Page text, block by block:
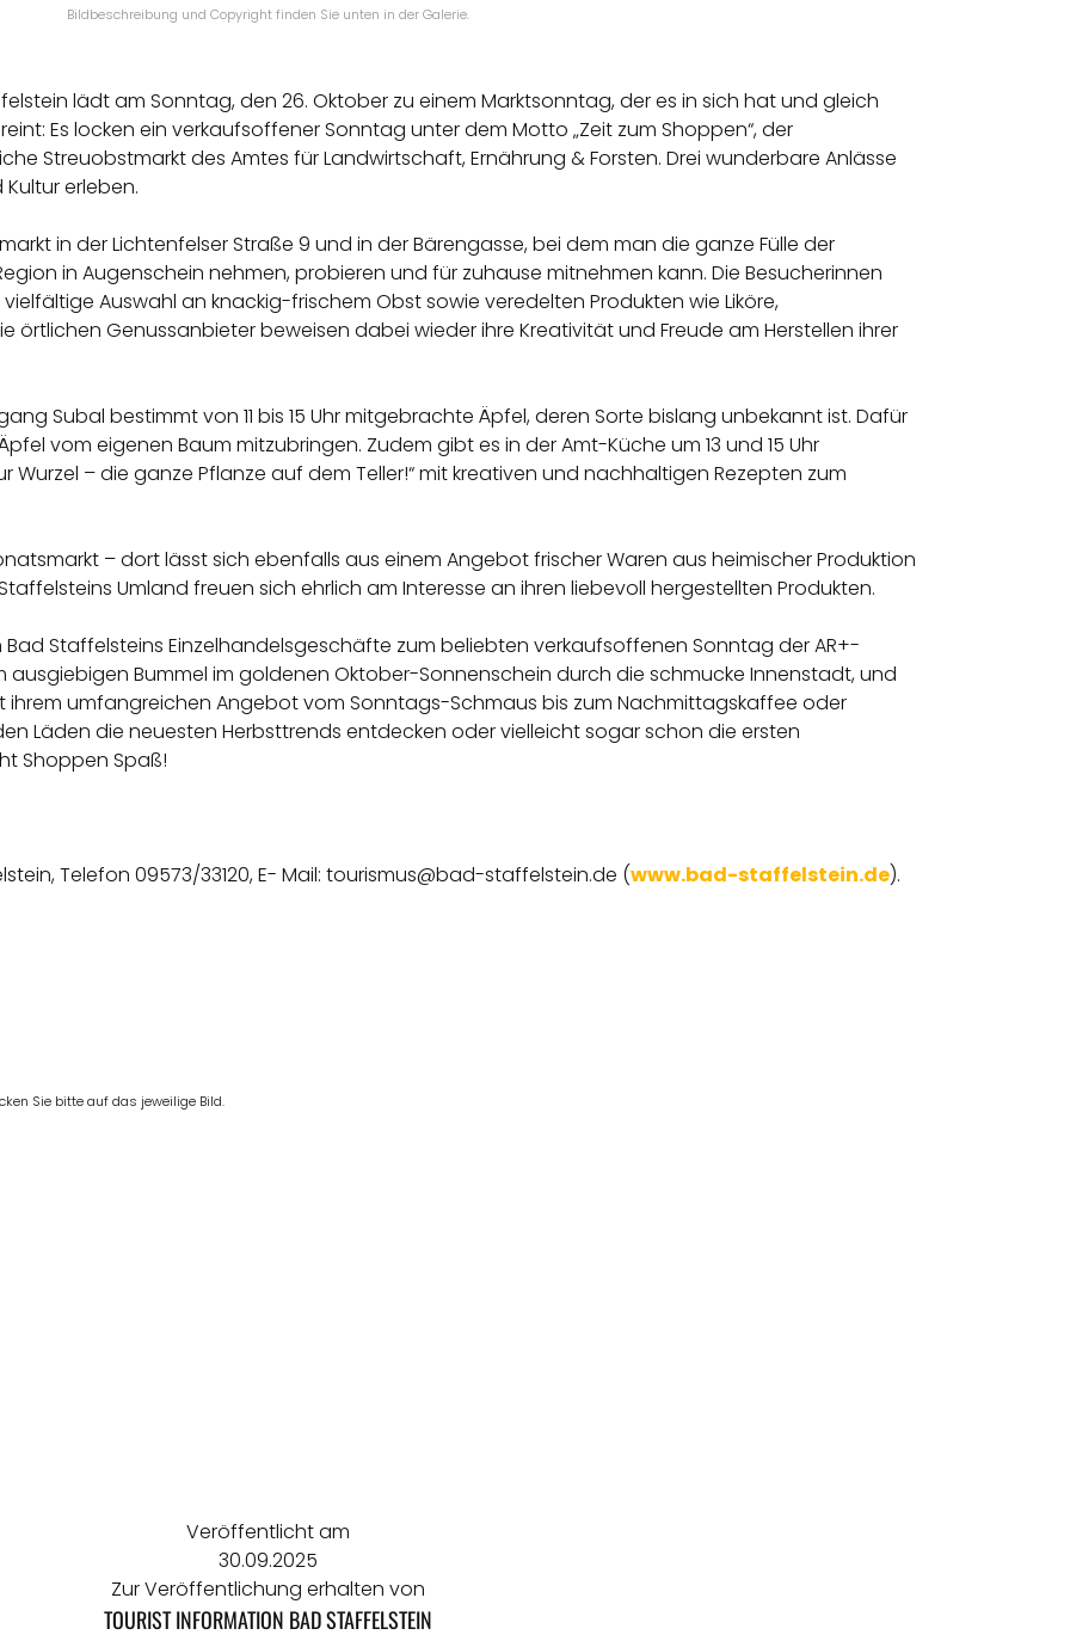
Bildbeschreibung und Copyright finden Sie unten in der Galerie.
lädt am Sonntag, den 26. Oktober zu einem Marktsonntag, der es in sich hat und gleich
Es locken ein verkaufsoffener Sonntag unter dem Motto „Zeit zum Shoppen“, der
Streuobstmarkt des Amtes für Landwirtschaft, Ernährung & Forsten. Drei wunderbare Anlässe
erleben.
in der Lichtenfelser Straße 9 und in der Bärengasse, bei dem man die ganze Fülle der
in Augenschein nehmen, probieren und für zuhause mitnehmen kann. Die Besucherinnen
Auswahl an knackig-frischem Obst sowie veredelten Produkten wie Liköre,
örtlichen Genussanbieter beweisen dabei wieder ihre Kreativität und Freude am Herstellen ihrer
Subal bestimmt von 11 bis 15 Uhr mitgebrachte Äpfel, deren Sorte bislang unbekannt ist. Dafür
vom eigenen Baum mitzubringen. Zudem gibt es in der Amt-Küche um 13 und 15 Uhr
Wurzel – die ganze Pflanze auf dem Teller!“ mit kreativen und nachhaltigen Rezepten zum
– dort lässt sich ebenfalls aus einem Angebot frischer Waren aus heimischer Produktion
Umland freuen sich ehrlich am Interesse an ihren liebevoll hergestellten Produkten.
Staffelsteins Einzelhandelsgeschäfte zum beliebten verkaufsoffenen Sonntag der AR+-
ausgiebigen Bummel im goldenen Oktober-Sonnenschein durch die schmucke Innenstadt, und
umfangreichen Angebot vom Sonntags-Schmaus bis zum Nachmittagskaffee oder
Läden die neuesten Herbsttrends entdecken oder vielleicht sogar schon die ersten
Shoppen Spaß!
Telefon 09573/33120, E- Mail: tourismus@bad-staffelstein.de (www.bad-staffelstein.de).
Sie bitte auf das jeweilige Bild.
Veröffentlicht am
30.09.2025
Zur Veröffentlichung erhalten von
TOURIST INFORMATION BAD STAFFELSTEIN